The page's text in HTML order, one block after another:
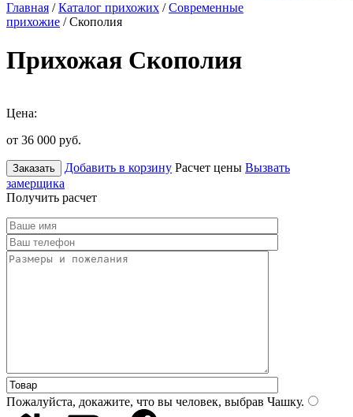
Главная /Каталог прихожих /Современные
прихожие / Скополия
Прихожая Скополия
Цена:
от 36 000 руб.
Заказать Добавить в корзину Расчет цены Вызвать
замерщика
Получить расчет
Пожалуйста, докажите, что вы человек, выбрав Чашку.